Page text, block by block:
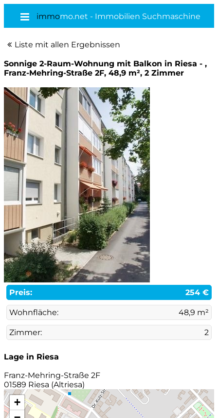
immomo.net - Immobilien Suchmaschine
Liste mit allen Ergebnissen
Sonnige 2-Raum-Wohnung mit Balkon in Riesa - ,
Franz-Mehring-Straße 2F, 48,9 m², 2 Zimmer
Preis: 254 €
Wohnfläche: 48,9 m²
Zimmer: 2
Lage in Riesa
Franz-Mehring-Straße 2F
01589 Riesa (Altriesa)
+